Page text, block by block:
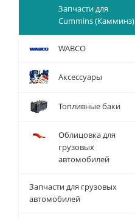
Запчасти для
Cummins (Камминз)
WABCO
Аксессуары
Топливные баки
Облицовка для
грузовых
автомобилей
Запчасти для грузовых
автомобилей